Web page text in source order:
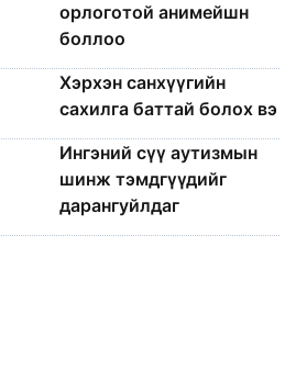
орлоготой анимейшн
боллоо
Хэрхэн санхүүгийн
сахилга баттай болох вэ
Ингэний сүү аутизмын
шинж тэмдгүүдийг
дарангуйлдаг